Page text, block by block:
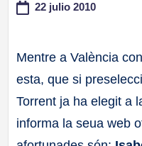
22 julio 2010
Mentre a València
esta, que si
Torrent ja ha elegit a
informa la seua web